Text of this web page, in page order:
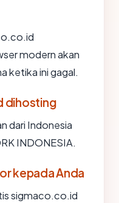
modern akan
ketika ini gagal.
dihosting
dari Indonesia
INDONESIA.
kepada Anda
sigmaco.co.id